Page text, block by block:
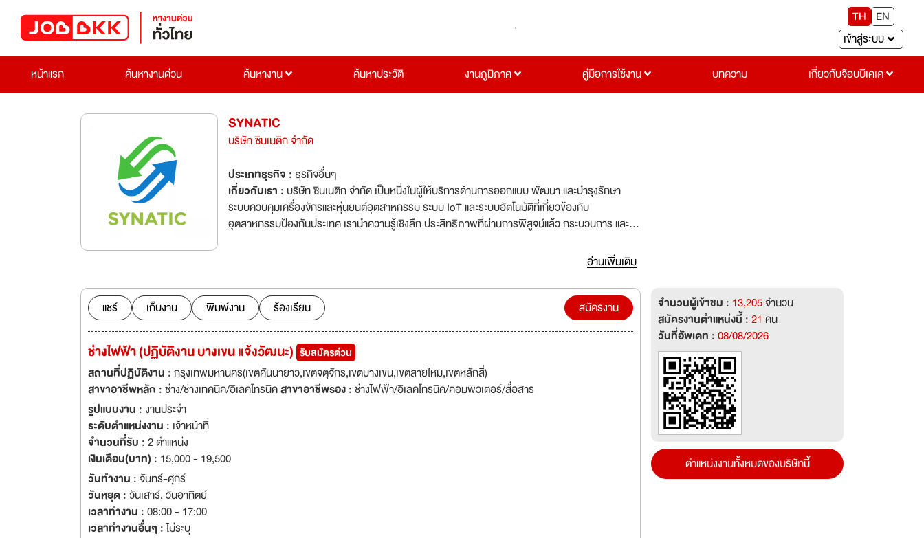
TH
EN
เข้าสู่ระบบ
หน้าแรก
ค้นหางานด่วน ค้นหางาน ค้นหาประวัติ งานภูมิภาค คู่มือการใช้งาน บทความ เกี่ยวกับจ๊อบบีเคเค
SYNATIC
บริษัท ซินเนติก จำกัด
ประเภทธุรกิจ : ธุรกิจอื่นๆ
เกี่ยวกับเรา :บริษัท ซินเนติก จำกัด เป็นหนึ่งในผู้ให้บริการด้านการออกแบบ พัฒนา และบำรุงรักษา
ระบบควบคุมเครื่องจักรและหุ่นยนต์อุตสาหกรรม ระบบ IoT และระบบอัตโนมัติที่เกี่ยวข้องกับ
อุตสาหกรรมป้องกันประเทศ ​เรานำความรู้เชิงลึก ประสิทธิภาพที่ผ่านการพิสูจน์แล้ว กระบวนการ และ
อ่านเพิ่มเติม
แชร์ เก็บงาน พิมพ์งาน ร้องเรียน สมัครงาน
ช่างไฟฟ้า (ปฏิบัติงาน บางเขน แจ้งวัฒนะ) รับสมัครด่วน
สถานที่ปฏิบัติงาน :กรุงเทพมหานคร(เขตคันนายาว,เขตจตุจักร,เขตบางเขน,เขตสายไหม,เขตหลักสี่)
สาขาอาชีพหลัก :ช่าง/ช่างเทคนิค/อิเลคโทรนิคสาขาอาชีพรอง :ช่างไฟฟ้า/อิเลคโทรนิค/คอมพิวเตอร์/สื่อสาร
รูปแบบงาน :งานประจำ
ระดับตำแหน่งงาน : เจ้าหน้าที่
จำนวนที่รับ :2 ตำแหน่ง
เงินเดือน(บาท) : 15,000 - 19,500
วันทำงาน : จันทร์-ศุกร์
วันหยุด :วันเสาร์,วันอาทิตย์
เวลาทำงาน :08:00 - 17:00
เวลาทำงานอื่นๆ :ไม่ระบุ
จำนวนผู้เข้าชม : 13,205จำนวน
สมัครงานตำแหน่งนี้ :21 คน
วันที่อัพเดท :08/08/2026
ตำแหน่งงานทั้งหมดของบริษัทนี้